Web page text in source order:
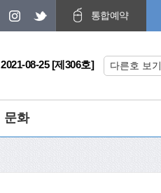
통합예약
2021-08-25 [제306호] 다른호 보기
문화